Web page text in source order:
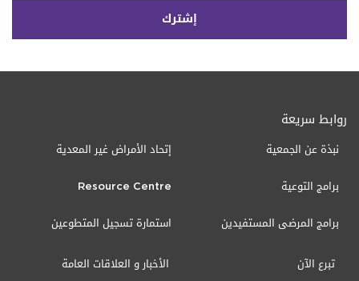
روابط سريعة
نبذة عن الجمعية
برامج التوعية
برامج المرضى المستفيدين
إتحاد الأمراض غير المعدية
Resource Centre
استمارة تسجيل المتطوعين
الأخبار و العلاقات العامة تبرع الآن